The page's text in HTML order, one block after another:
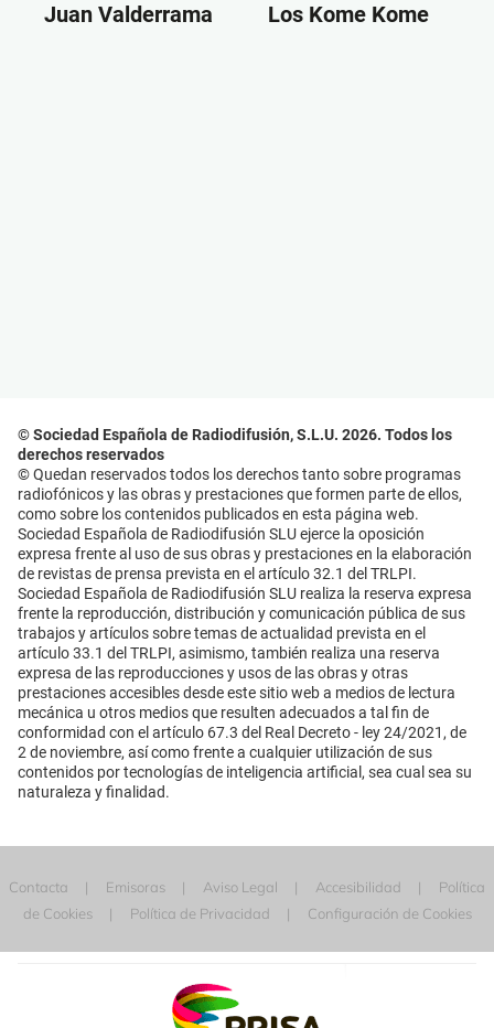
Juan Valderrama Los Kome Kome
© Sociedad Española de Radiodifusión, S.L.U. 2026. Todos los
derechos reservados
© Quedan reservados todos los derechos tanto sobre programas
radiofónicos y las obras y prestaciones que formen parte de ellos,
como sobre los contenidos publicados en esta página web.
Sociedad Española de Radiodifusión SLU ejerce la oposición
expresa frente al uso de sus obras y prestaciones en la elaboración
de revistas de prensa prevista en el artículo 32.1 del TRLPI.
Sociedad Española de Radiodifusión SLU realiza la reserva expresa
frente la reproducción, distribución y comunicación pública de sus
trabajos y artículos sobre temas de actualidad prevista en el
artículo 33.1 del TRLPI, asimismo, también realiza una reserva
expresa de las reproducciones y usos de las obras y otras
prestaciones accesibles desde este sitio web a medios de lectura
mecánica u otros medios que resulten adecuados a tal fin de
conformidad con el artículo 67.3 del Real Decreto - ley 24/2021, de
2 de noviembre, así como frente a cualquier utilización de sus
contenidos por tecnologías de inteligencia artificial, sea cual sea su
naturaleza y finalidad.
Contacta Emisoras Aviso Legal Accesibilidad
Política
de Cookies
Política de Privacidad Configuración de Cookies